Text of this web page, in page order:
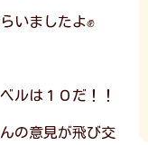
いましたよ✊
ルは１０だ！！
の意見が飛び交